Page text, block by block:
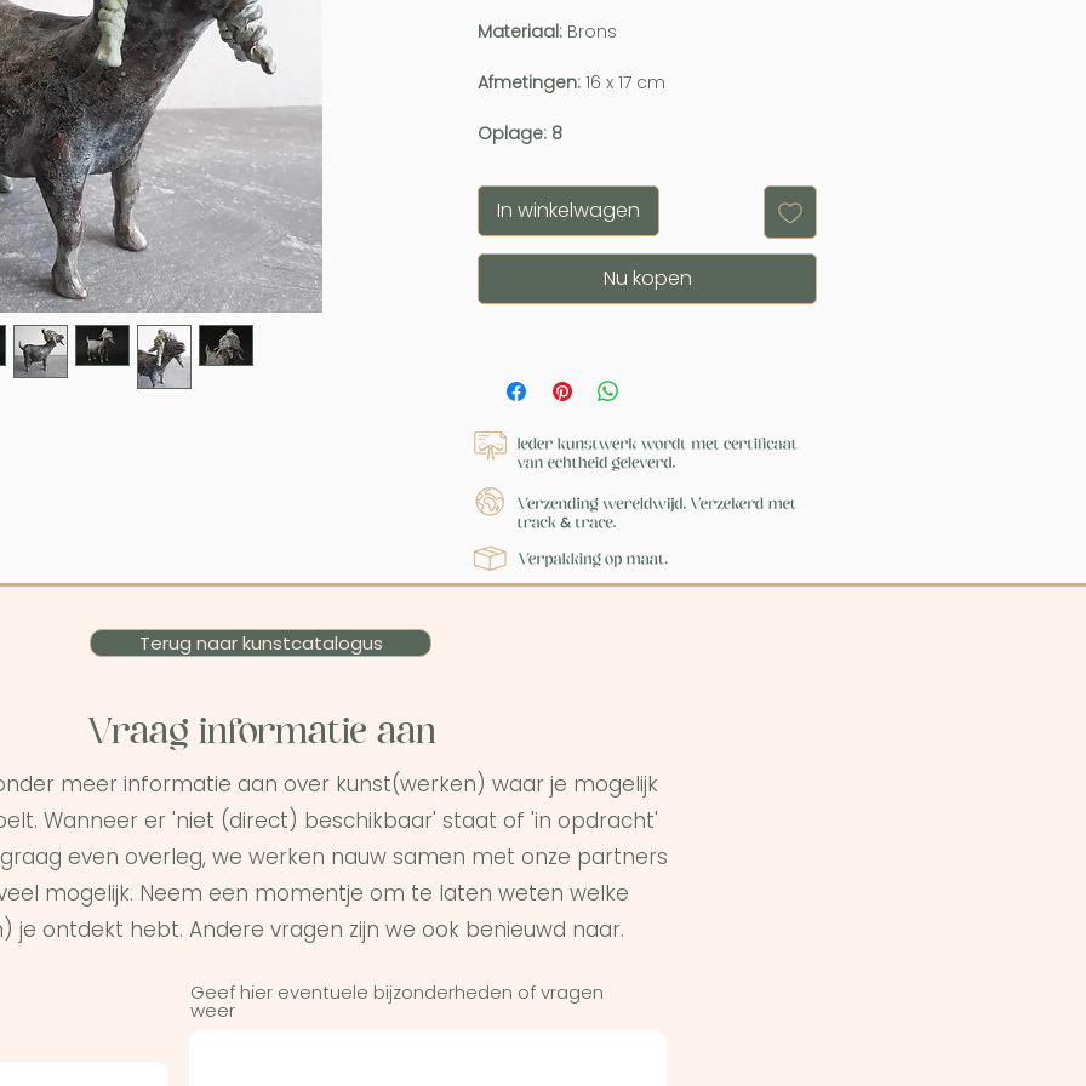
Materiaal: Brons
Afmetingen: 16 x 17 cm
Oplage: 8
In winkelwagen
Nu kopen
Terug naar kunstcatalogus
Vraag informatie aan
meer informatie aan over kunst(werken) waar je mogelijk
Wanneer er 'niet (direct) beschikbaar' staat of 'in opdracht'
even overleg, we werken nauw samen met onze partners
mogelijk. Neem een momentje om te laten weten welke
je ontdekt hebt. Andere vragen zijn we ook benieuwd naar.
Geef hier eventuele bijzonderheden of vragen
weer